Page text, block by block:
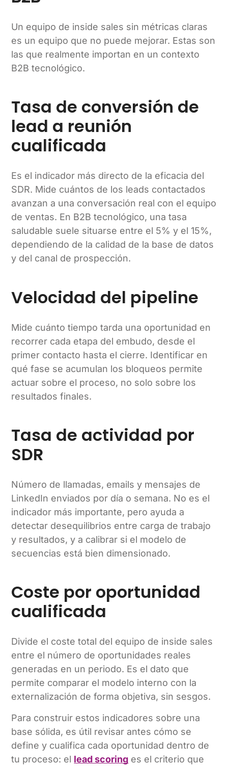
Un equipo de inside sales sin métricas claras
es un equipo que no puede mejorar. Estas son
las que realmente importan en un contexto
B2B tecnológico.
Tasa de conversión de
lead a reunión
cualificada
Es el indicador más directo de la eficacia del
SDR. Mide cuántos de los leads contactados
avanzan a una conversación real con el equipo
de ventas. En B2B tecnológico, una tasa
saludable suele situarse entre el 5% y el 15%,
dependiendo de la calidad de la base de datos
y del canal de prospección.
Velocidad del pipeline
Mide cuánto tiempo tarda una oportunidad en
recorrer cada etapa del embudo, desde el
primer contacto hasta el cierre. Identificar en
qué fase se acumulan los bloqueos permite
actuar sobre el proceso, no solo sobre los
resultados finales.
Tasa de actividad por
SDR
Número de llamadas, emails y mensajes de
LinkedIn enviados por día o semana. No es el
indicador más importante, pero ayuda a
detectar desequilibrios entre carga de trabajo
y resultados, y a calibrar si el modelo de
secuencias está bien dimensionado.
Coste por oportunidad
cualificada
Divide el coste total del equipo de inside sales
entre el número de oportunidades reales
generadas en un periodo. Es el dato que
permite comparar el modelo interno con la
externalización de forma objetiva, sin sesgos.
Para construir estos indicadores sobre una
base sólida, es útil revisar antes cómo se
define y cualifica cada oportunidad dentro de
tu proceso: el lead scoring es el criterio que